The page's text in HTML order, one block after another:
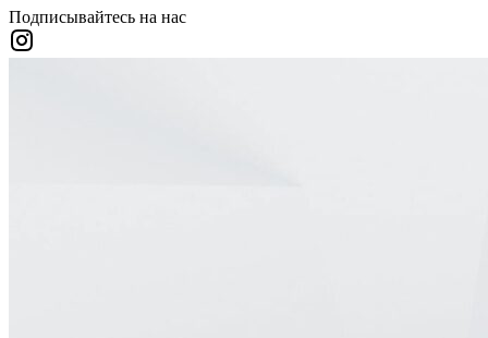
Подписывайтесь на нас